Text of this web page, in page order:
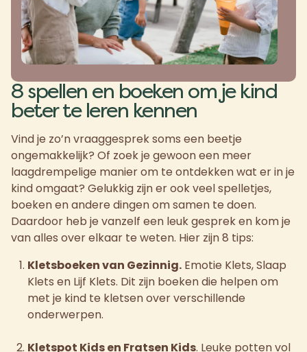
8 spellen en boeken om je kind
beter te leren kennen
Vind je zo’n vraaggesprek soms een beetje
ongemakkelijk? Of zoek je gewoon een meer
laagdrempelige manier om te ontdekken wat er in je
kind omgaat? Gelukkig zijn er ook veel spelletjes,
boeken en andere dingen om samen te doen.
Daardoor heb je vanzelf een leuk gesprek en kom je
van alles over elkaar te weten. Hier zijn 8 tips:
Kletsboeken van Gezinnig. Emotie Klets, Slaap
Klets en Lijf Klets. Dit zijn boeken die helpen om
met je kind te kletsen over verschillende
onderwerpen.
Kletspot Kids en Fratsen Kids. Leuke potten vol